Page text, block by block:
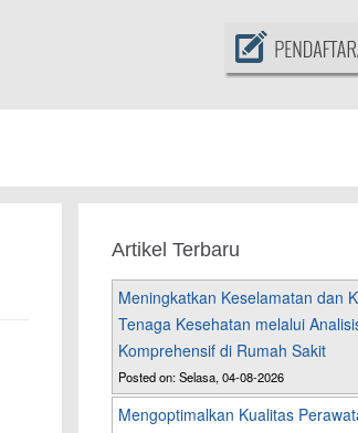
Artikel Terbaru
Meningkatkan Keselamatan dan
Tenaga Kesehatan melalui
Komprehensif di Rumah Sakit
Posted on: Selasa, 04-08-2026
Mengoptimalkan Kualitas